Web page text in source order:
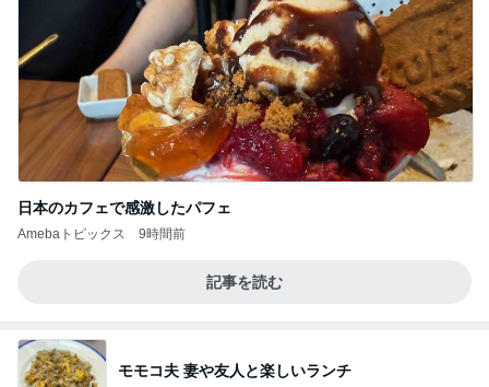
日本のカフェで感激したパフェ
Amebaトピックス 9時間前
記事を読む
モモコ夫 妻や友人と楽しいランチ